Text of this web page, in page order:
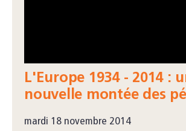
L'Europe 1934 - 2014 :
nouvelle montée des
mardi 18 novembre 2014